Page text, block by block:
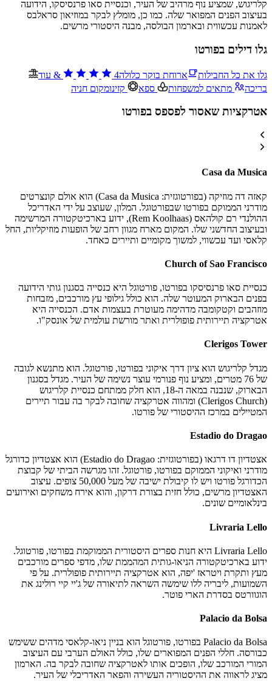
קלריגוש, שמציע נוף מרהיב של העיר, וכנסיית סאו פרנסיסקו, הידועה
בעיצוב הפנים המפואר שלה. כמו כן, מומלץ לבקר במוזיאון סראלבס
לאמנות עכשווית ובארמון הבולסה, מבנה היסטורי מרשים.
גלו דילים בפורטו
גלו את כל החבילות ארוחת בוקר כלולה4
& עוד
בריכה
מתאים למשפחות ספא קזינומקום חניה
אטרקציות שאסור לפספס בפורטו
Casa da Musica
קאזה דה מוזיקה (בפורטוגזית: Casa da Musica) הוא אולם קונצרטים
מודרני הממוקם בפורטו שבפורטוגל. המלון, שעוצב על ידי האדריכל
ההולנדי רם קולהאס (Rem Koolhaas), ידוע בארכיטקטורה המרשימה
ובעיצוב החדשני שלו. המקום מארח מגוון רחב של הופעות מוזיקליות, החל
קלאסי ועד עכשווי, למשוך מקומיים ותיירים כאחד.
Church of Sao Francisco
כנסיית סאו פרנסיסקו בפורטו, פורטוגל היא כנסייה בסגנון גותי הידועה
בפנים הבארוק המעוטר שלה. הוא כולל גילופי עץ מורכבים, מזבחות
מוזהבים וקטקומבה מדהימה מעוטרת בעצמות אדם. הכנסייה היא
אטרקציה תיירותית פופולרית ואתר מורשת עולמית של אונסק"ו.
Clerigos Tower
מגדל קלריגוש הוא ציון דרך איקוני בפורטו, פורטוגל. הוא מתנשא לגובה
של 76 מטרים, ומציע נוף פנורמי עוצר נשימה של העיר. מגדל בסגנון
הבארוק, שנבנה במאה ה-18, הוא חלק ממתחם כנסיית קלריגוש
(Clerigos Church) ומהווה אטרקציה שחובה לבקר בה עבור תיירים
המטיילים במרכז ההיסטורי של פורטו.
Estadio do Dragao
אצטדיון דו דרגאו (בפורטוגזית: Estadio do Dragao) הוא אצטדיון כדורגל
מודרני ואיקוני הממוקם בפורטו, פורטוגל. זהו מגרשה הביתי של קבוצת
הכדורגל פורטו ויש לו קיבולת ישיבה של מעל 50,000 צופים. עיצוב
האצטדיון מרשים, כולל חזית בצורת דרקון, והוא אירח משחקים ואירועים
בינלאומיים שונים.
Livraria Lello
Livraria Lello היא חנות ספרים היסטורית הממוקמת בפורטו, פורטוגל.
ידוע בארכיטקטורה הניאו-גותית המהממת שלו, מדפי ספרים מורכבים
מעץ ותקרת ויטראז 'יפה, הוא אטרקציה תיירותית פופולרית. על פי
השמועות, ליבריה ללו שימשה השראה לתיאורה של ג'יי קיי רולינג את
הוגוורטס בסדרת הארי פוטר.
Palacio da Bolsa
Palacio da Bolsa בפורטו, פורטוגל הוא בניין ניאו-קלאסי מדהים ששימש
כבורסה. חללי הפנים המפוארים שלו, כולל האולם הערבי עם העיצוב
המורי המורכב שלו, הופכים אותו לאטרקציה שחובה לבקר בה. הארמון
מציג לראווה את ההיסטוריה העשירה והפאר האדריכלי של העיר.